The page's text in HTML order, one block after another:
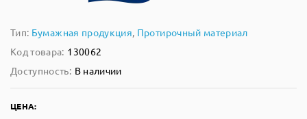
Тип: Бумажная продукция, Протирочный материал
Код товара: 130062
Доступность: В наличии
ЦЕНА: